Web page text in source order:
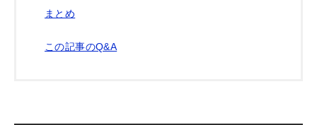
まとめ
この記事のQ&A